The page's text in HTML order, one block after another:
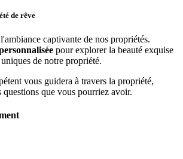
de rêve
captivante de nos propriétés.
pour explorer la beauté exquise
de notre propriété.
vous guidera à travers la propriété,
questions que vous pourriez avoir.